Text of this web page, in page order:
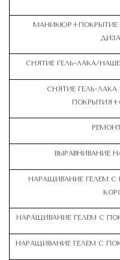
МАНИКЮР+ПОКРЫТИЕ
СНЯТИЕ ГЕЛЬ-ЛАКА/
СНЯТИЕ ГЕЛЬ-
ВЫРАВНИВАНИЕ
НАРАЩИВАНИЕ ГЕЛЕМ С
НАРАЩИВАНИЕ ГЕЛЕМ С
НАРАЩИВАНИЕ ГЕЛЕМ С